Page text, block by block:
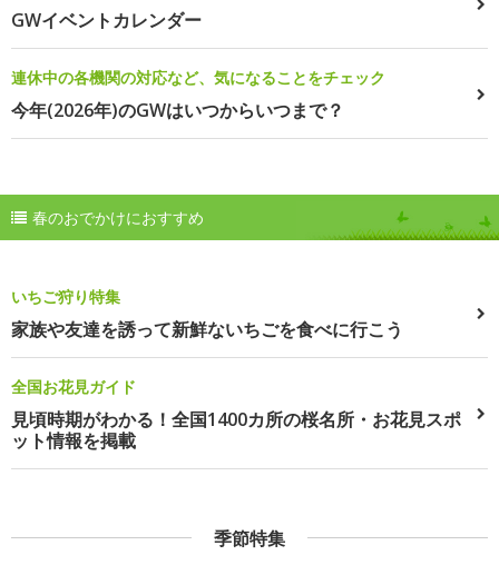
GWイベントカレンダー
連休中の各機関の対応など、気になることをチェック
今年(2026年)のGWはいつからいつまで？
春のおでかけにおすすめ
いちご狩り特集
家族や友達を誘って新鮮ないちごを食べに行こう
全国お花見ガイド
見頃時期がわかる！全国1400カ所の桜名所・お花見スポ
ット情報を掲載
季節特集